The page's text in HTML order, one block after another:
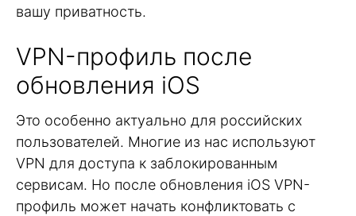
вашу приватность.
VPN-профиль после
обновления iOS
Это особенно актуально для российских
пользователей. Многие из нас используют
VPN для доступа к заблокированным
сервисам. Но после обновления iOS VPN-
профиль может начать конфликтовать с